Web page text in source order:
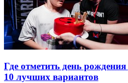
Где отметить день
10 лучших вариантов